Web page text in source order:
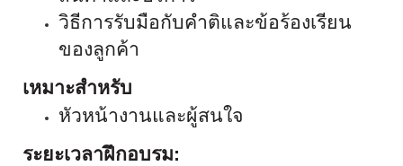
วิธีการรับมือกับคำติและข้อร้องเรียน
ของลูกค้า
เหมาะสำหรับ
หัวหน้างานและผู้สนใจ
ระยะเวลาฝึกอบรม: